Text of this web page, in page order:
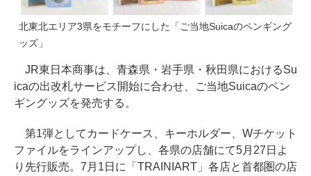
北東北エリア3県をモチーフにした「ご当地Suicaのペンギング
ッズ」
JR東日本商事は、青森県・岩手県・秋田県におけるSu
icaの出改札サービス開始に合わせ、ご当地Suicaのペン
ギングッズを発売する。
第1弾としてカードケース、キーホルダー、Wチケット
ファイルをラインアップし、各県の店舗にて5月27日よ
り先行販売。7月1日に「TRAINIART」各店と首都圏の店